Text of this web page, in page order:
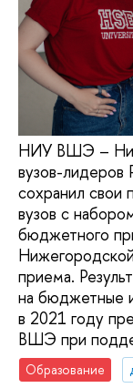
НИУ ВШЭ –
вузов-
сохранил свои
вузов с
бюджетного
приема.
на бюджетные
в 2021 году
ВШЭ при
Образование